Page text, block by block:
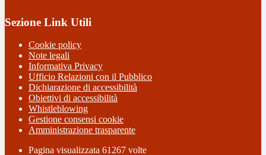
Sezione Link Utili
Cookie policy
Note legali
Informativa Privacy
Ufficio Relazioni con il Pubblico
Dichiarazione di accessibilità
Obiettivi di accessibilità
Whistleblowing
Gestione consensi cookie
Amministrazione trasparente
Pagina visualizzata 61267 volte